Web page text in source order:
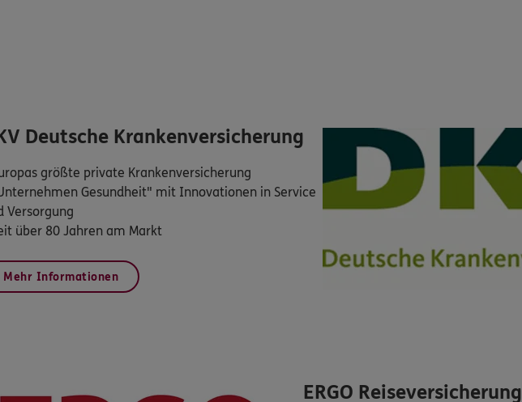
Deutsche Krankenversicherung
größte private Krankenversicherung
Gesundheit" mit Innovationen in Service
Versorgung
Mehr Informationen
ERGO Reiseversicherung